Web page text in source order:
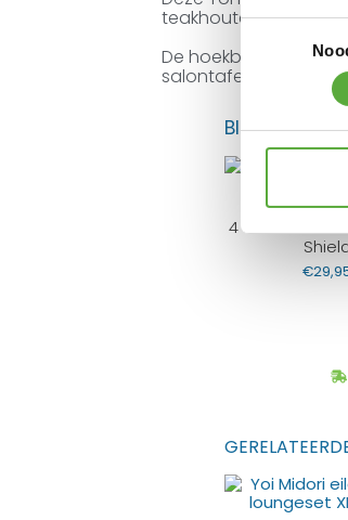
teakhouten blad van
De hoekbank is
salontafel.
BIJPASSENDE
4 Seasons
€